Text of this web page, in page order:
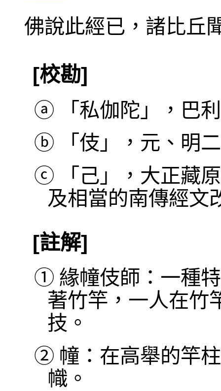
佛說此經已，諸比丘
[校勘]
ⓐ
「私伽陀」，巴
ⓑ
「伎」，元、明
ⓒ
「己」，大正藏
及相當的南傳經文
[註解]
① 緣幢伎師：一種
著竹竿，一人在竹
技。
② 幢：在高舉的竿
幟。